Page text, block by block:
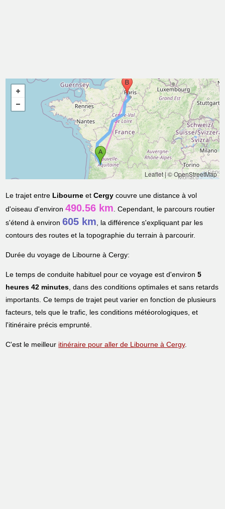
Leaflet|© OpenStreetMap
Le trajet entre Libourne etCergy couvre une distance à vol
d'oiseau d'environ490.56 km. Cependant, le parcours routier
s'étend à environ605 km, la différence s'expliquant par les
contours des routes et la topographie du terrain à parcourir.
Durée du voyage de Libourne à Cergy:
Le temps de conduite habituel pour ce voyage est d'environ5
heures 42 minutes, dans des conditions optimales et sans retards
importants. Ce temps de trajet peut varier en fonction de plusieurs
facteurs, tels que le trafic, les conditions météorologiques, et
l'itinéraire précis emprunté.
C'est le meilleur itinéraire pour aller de Libourne à Cergy.